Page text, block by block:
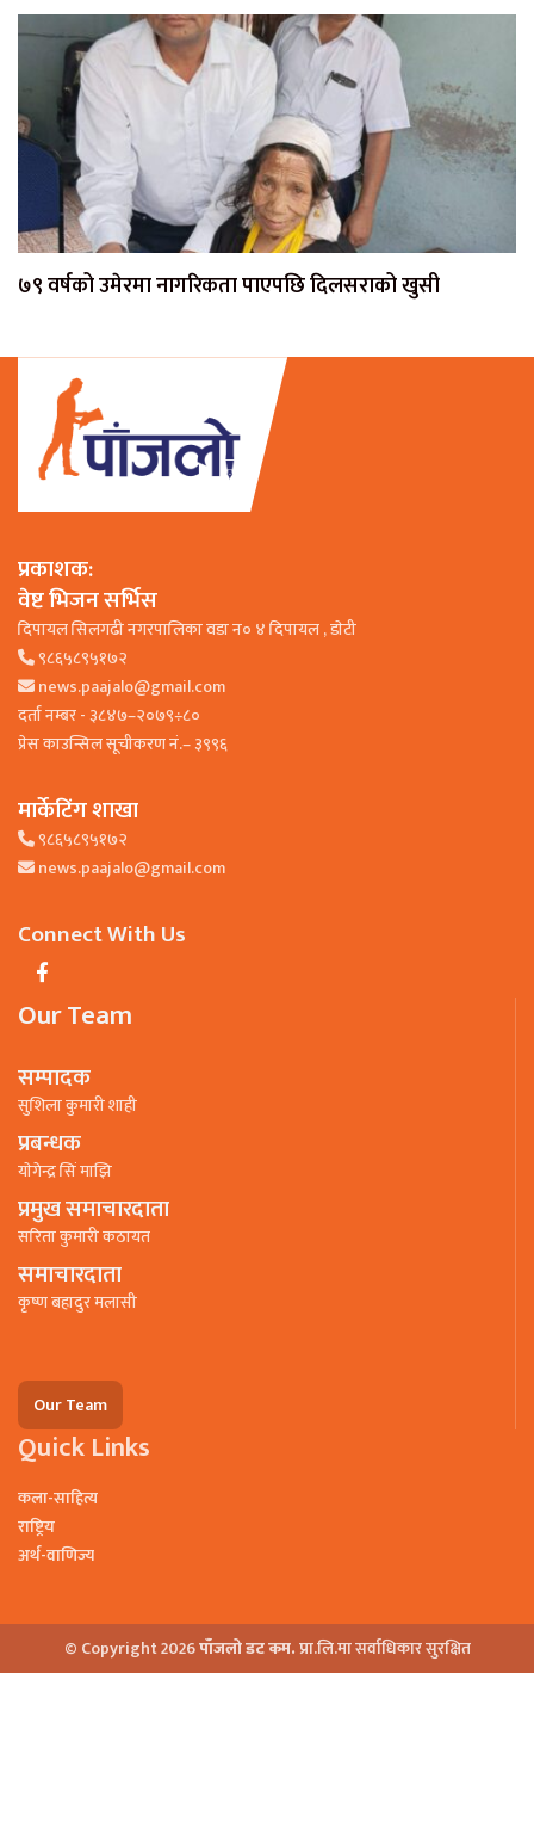
७९ वर्षको उमेरमा नागरिकता पाएपछि दिलसराको खुसी
प्रकाशक:
वेष्ट भिजन सर्भिस
दिपायल सिलगढी नगरपालिका वडा न० ४ दिपायल , डाेटी
९८६५८९५१७२
news.paajalo@gmail.com
दर्ता नम्बर - ३८४७–२०७९÷८०
प्रेस काउन्सिल सूचीकरण नं.– ३९९६
मार्केटिंग शाखा
९८६५८९५१७२
news.paajalo@gmail.com
Connect With Us
Our Team
सम्पादक
सुशिला कुमारी शाही
प्रबन्धक
याेगेन्द्र सिं माझि
प्रमुख समाचारदाता
सरिता कुमारी कठायत
समाचारदाता
कृष्ण बहादुर मलासी
Our Team
Quick Links
कला-साहित्य
राष्ट्रिय
अर्थ-वाणिज्य
© Copyright 2026पाँजलो डट कम.प्रा.लि.मा सर्वाधिकार सुरक्षित